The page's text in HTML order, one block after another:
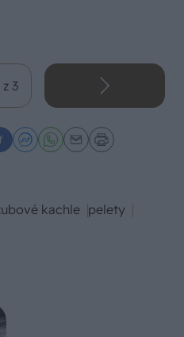
z 3
kachle pelety